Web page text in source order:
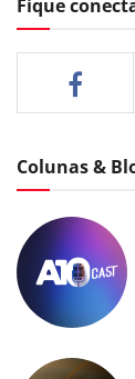
Fique
Colunas &